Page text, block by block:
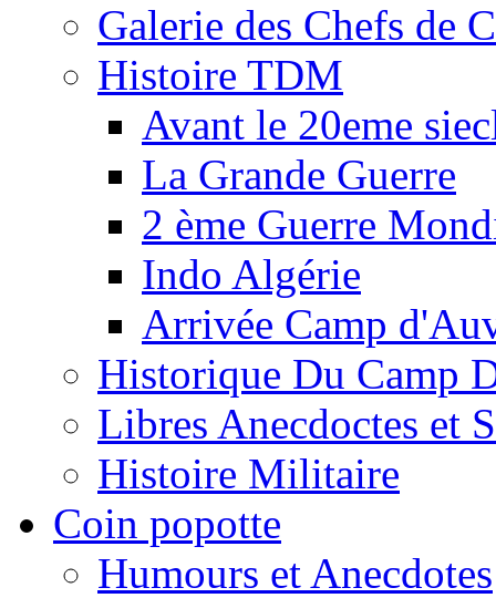
Galerie des Chefs de
Histoire TDM
Avant le 20eme
La Grande Guerre
2 ème Guerre
Indo Algérie
Arrivée Camp
Historique Du Camp
Libres Anecdoctes et
Histoire Militaire
Coin popotte
Humours et Anecdotes